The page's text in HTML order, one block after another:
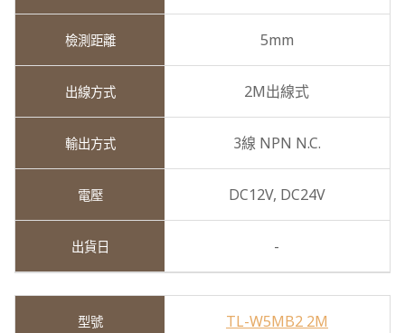
5mm
2M出線式
3線 NPN N.C.
DC12V, DC24V
-
TL-W5MB2 2M